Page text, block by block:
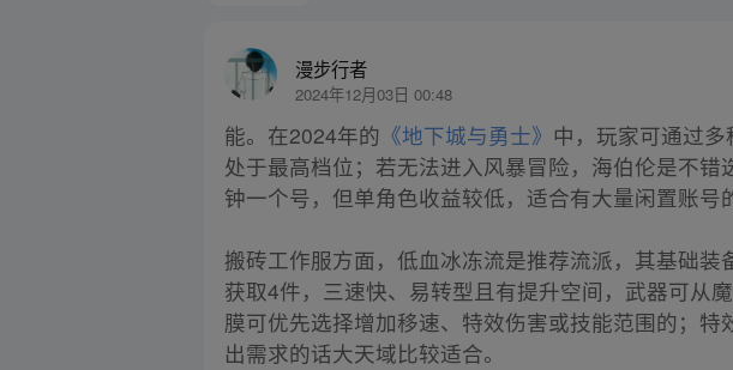
漫步行者
2024年12月03日 00:48
能。在2024年的 《地下城与勇士》 中，玩家可通过
处于最高档位；若无法进入风暴冒险，海伯伦是不
钟一个号，但单角色收益较低，适合有大量闲置账号
搬砖工作服方面，低血冰冻流是推荐流派，其基础
获取4件，三速快、易转型且有提升空间，武器可从
膜可优先选择增加移速、特效伤害或技能范围的；
出需求的话大天域比较适合。